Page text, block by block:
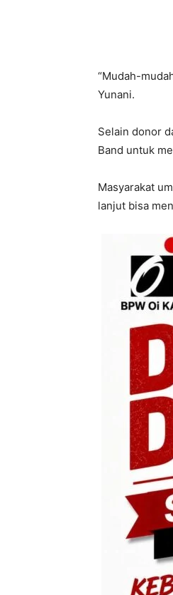
“Mudah-
Yunani.
Selain donor
Band untuk
Masyarakat
lanjut bisa